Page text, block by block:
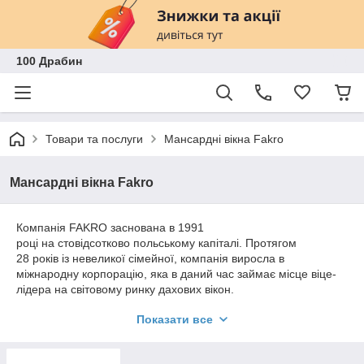
100 Драбин
Товари та послуги Мансардні вікна Fakro
Мансардні вікна Fakro
Компанія FAKRO заснована в 1991
році на стовідсотково польському капіталі. Протягом
28 років із невеликої сімейної, компанія виросла в
міжнародну корпорацію, яка в даний час займає місце віце-
лідера на світовому ринку дахових вікон.
Показати все